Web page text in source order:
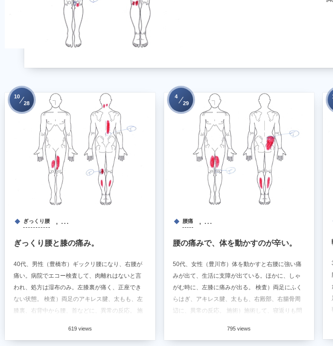
ぎっくり腰 , …
ぎっくり腰と膝の痛み。
40代、男性（豊橋市）ギックリ腰になり、右腰が
痛い。病院でエコー検査して、肉離れはないと言
われ、処方は湿布のみ。左膝裏が痛く、正座でき
ない状態。 検査）両足のアキレス腱、太もも、左
膝裏、右背中から腰、首などに、異常の反応。 施
619 views
10
28
腰痛 , …
腰の痛みで、体を動かすのが辛い。
50代、女性（豊川市）体を動かすと右腰に強い痛
みが出て、生活に支障が出ている。ほかに、しゃ
がむ時に、左膝に痛みが出る。 検査）両足にふく
らはぎ、アキレス腱、太もも、右殿部、右腸骨周
辺に、異常の反応。 施術）施術して、寝返りも問
795 views
4
29